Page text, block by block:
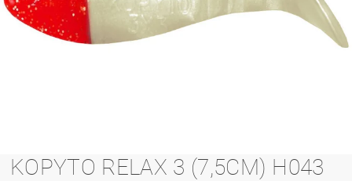
KOPYTO RELAX 3 (7,5CM) H043